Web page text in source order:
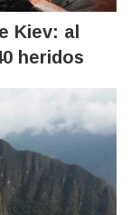
Kiev: al
heridos